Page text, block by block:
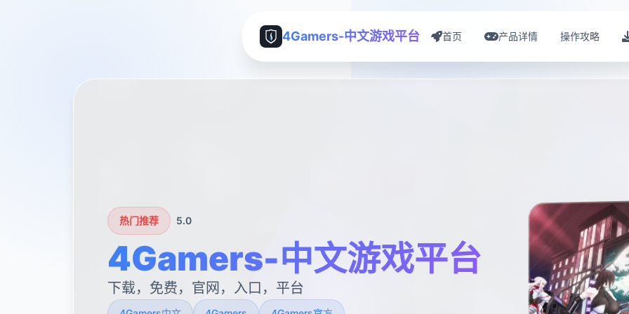
4Gamers-中文游戏平台 首页 产品详情 操作攻略
热门推荐 5.0
4Gamers-中文游戏平台
下载，免费，官网，入口，平台